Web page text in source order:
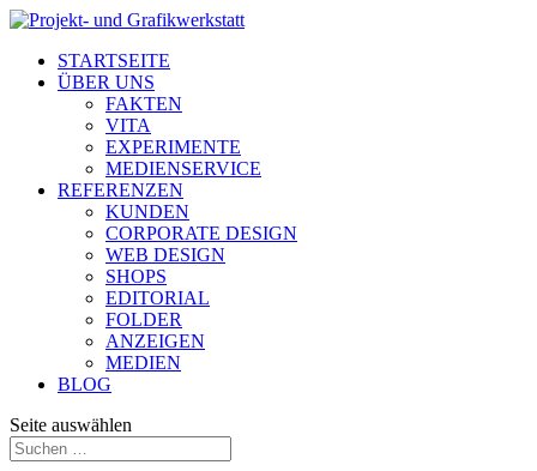
STARTSEITE
ÜBER UNS
FAKTEN
VITA
EXPERIMENTE
MEDIENSERVICE
REFERENZEN
KUNDEN
CORPORATE DESIGN
WEB DESIGN
SHOPS
EDITORIAL
FOLDER
ANZEIGEN
MEDIEN
BLOG
Seite auswählen